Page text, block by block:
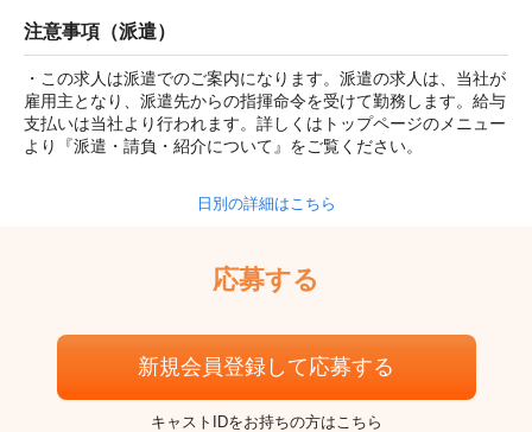
注意事項（派遣）
・この求人は派遣でのご案内になります。派遣の求人は、当社が
雇用主となり、派遣先からの指揮命令を受けて勤務します。給与
支払いは当社より行われます。詳しくはトップページのメニュー
より『派遣・請負・紹介について』をご覧ください。
日別の詳細はこちら
応募する
新規会員登録して応募する
キャストIDをお持ちの方はこちら